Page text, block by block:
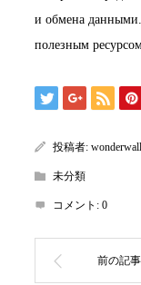
и обмена
полезным
投稿者:
未分類
コメント: 0